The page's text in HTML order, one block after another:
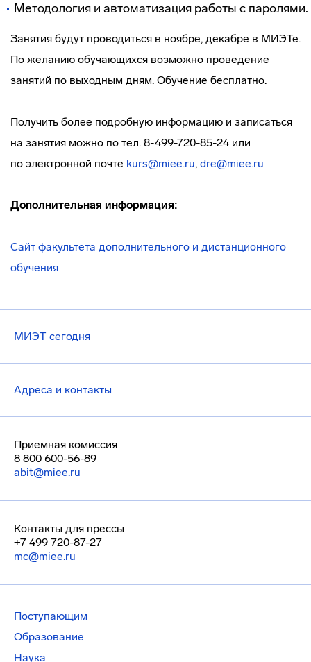
Методология и автоматизация работы с паролями.
Занятия будут проводиться в ноябре, декабре в МИЭТе.
По желанию обучающихся возможно проведение
занятий по выходным дням. Обучение бесплатно.
Получить более подробную информацию и записаться
на занятия можно по тел. 8-499-720-85-24 или
по электронной почте kurs@miee.ru, dre@miee.ru
Дополнительная информация:
Сайт факультета дополнительного и дистанционного
обучения
МИЭТ сегодня
Адреса и контакты
Приемная комиссия
8 800 600-56-89
abit@miee.ru
Контакты для прессы
+7 499 720-87-27
mc@miee.ru
Поступающим
Образование
Наука